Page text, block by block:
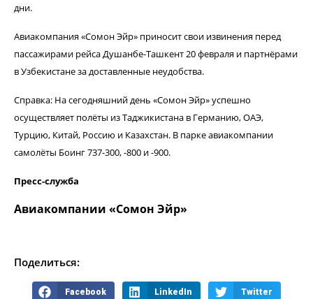
дни.
Авиакомпания «Сомон Эйр» приносит свои извинения перед
пассажирами рейса Душанбе-Ташкент 20 февраля и партнёрами
в Узбекистане за доставленные неудобства.
Справка: На сегодняшний день «Сомон Эйр» успешно
осуществляет полёты из Таджикистана в Германию, ОАЭ,
Турцию, Китай, Россию и Казахстан. В парке авиакомпании
самолёты Боинг 737-300, -800 и -900.
Пресс-служба
Авиакомпании «Сомон Эйр»
Поделиться:
Facebook LinkedIn Twitter